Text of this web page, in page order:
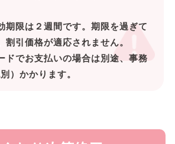
期限は２週間です。期限を過ぎて
割引価格が適応されません。
ドでお支払いの場合は別途、事務
）かかります。